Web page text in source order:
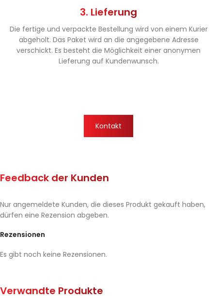
3. Lieferung
Die fertige und verpackte Bestellung wird von einem Kurier
abgeholt. Das Paket wird an die angegebene Adresse
verschickt. Es besteht die Möglichkeit einer anonymen
Lieferung auf Kundenwunsch.
Kontakt
Feedback der Kunden
Rezensionen
Es gibt noch keine Rezensionen.
Nur angemeldete Kunden, die dieses Produkt gekauft haben,
dürfen eine Rezension abgeben.
Verwandte Produkte